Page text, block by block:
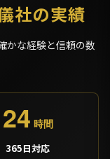
社の実績
かな経験と信頼の数
24 時間
365日対応